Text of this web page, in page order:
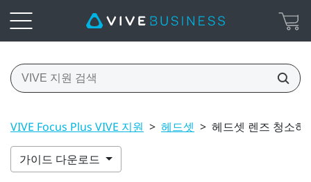
VIVE Focus Plus VIVE 지원 > 헤드셋 > 헤드셋 렌즈 청소하
가이드 다운로드